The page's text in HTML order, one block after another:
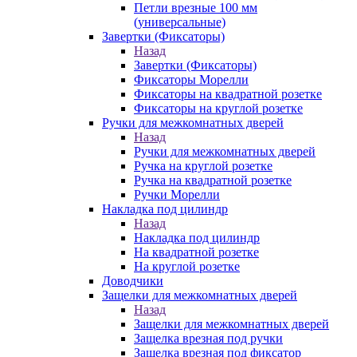
Петли врезные 100 мм
(универсальные)
Завертки (Фиксаторы)
Назад
Завертки (Фиксаторы)
Фиксаторы Морелли
Фиксаторы на квадратной розетке
Фиксаторы на круглой розетке
Ручки для межкомнатных дверей
Назад
Ручки для межкомнатных дверей
Ручка на круглой розетке
Ручка на квадратной розетке
Ручки Морелли
Накладка под цилиндр
Назад
Накладка под цилиндр
На квадратной розетке
На круглой розетке
Доводчики
Защелки для межкомнатных дверей
Назад
Защелки для межкомнатных дверей
Защелка врезная под ручки
Защелка врезная под фиксатор